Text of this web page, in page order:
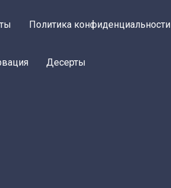
Политика конфиденциальности
Десерты